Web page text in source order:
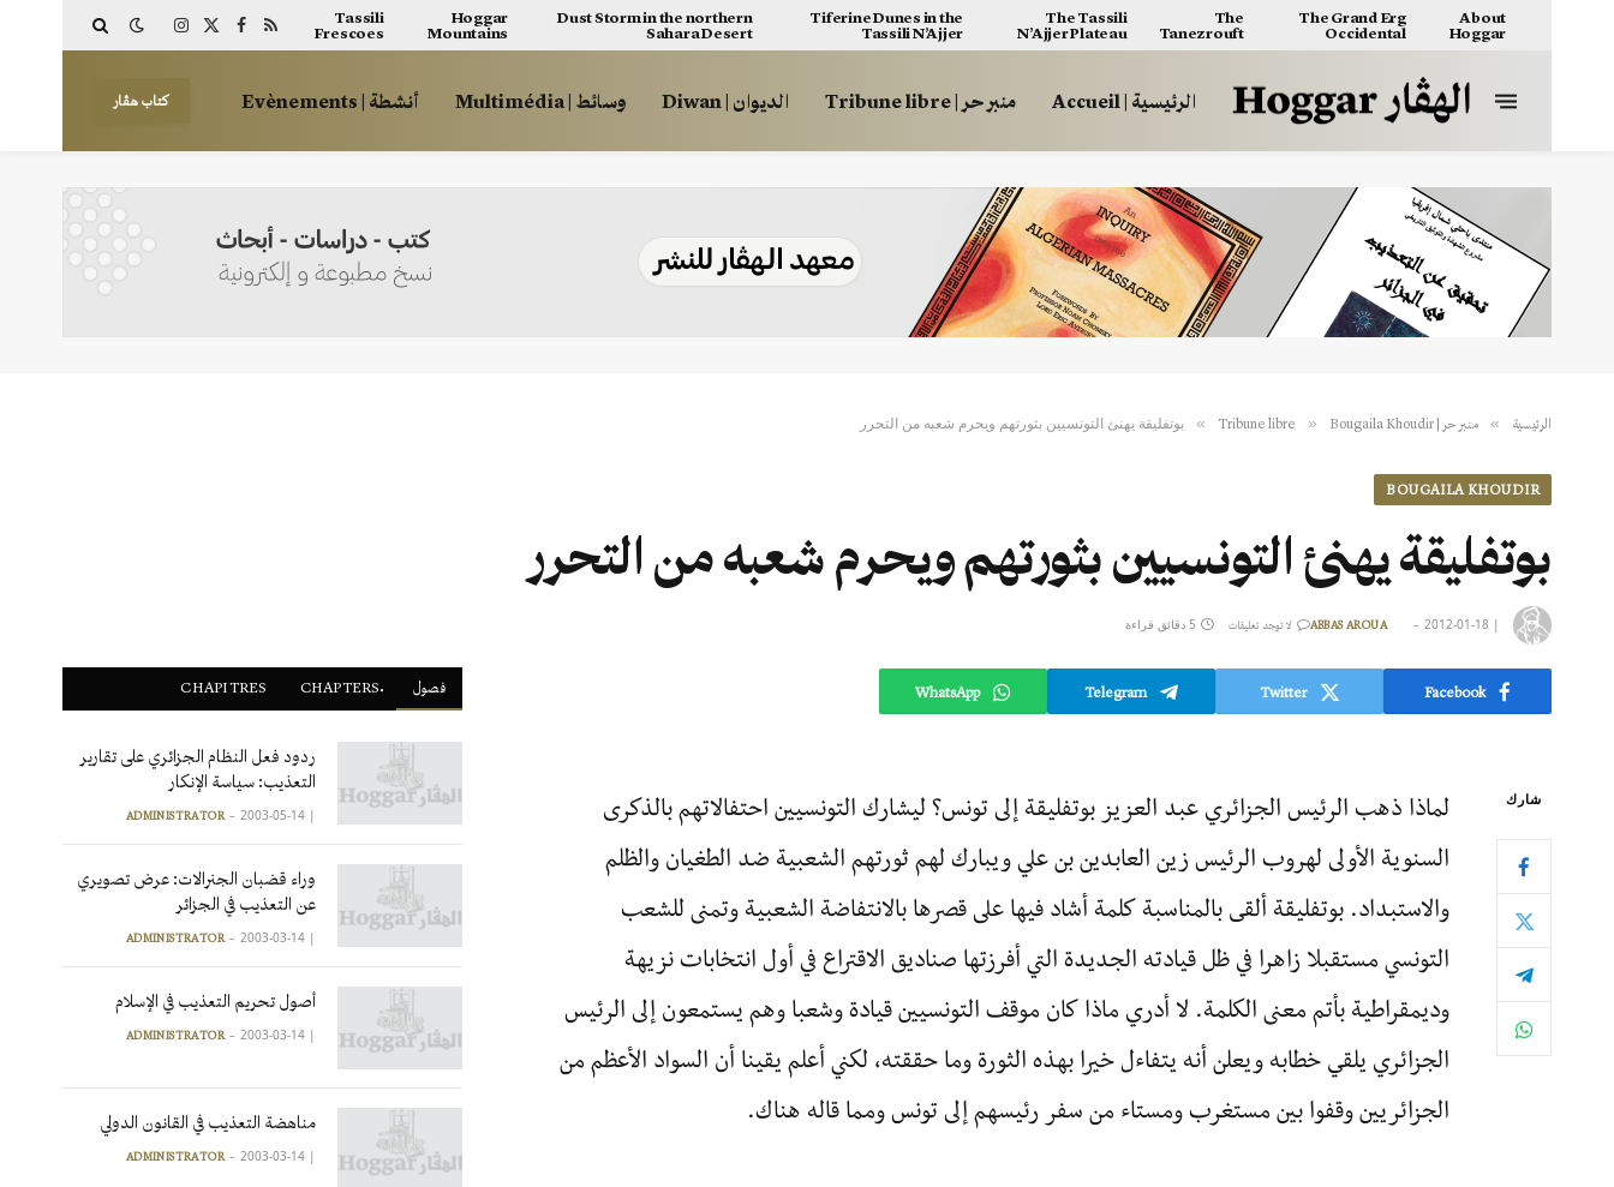
About
Hoggar
The Grand Erg
Occidental
The
Tanezrouft
The Tassili
N’Ajjer Plateau
Tiferine Dunes in the
Tassili N’Ajjer
Dust Storm in the northern
Sahara Desert
Hoggar
Mountains
Tassili
Frescoes
RSS
Facebook
X
Instagram
الرئيسية | Accueil منبر حر | Tribune libre الديوان | Diwan وسائط | Multimédia أنشطة | Evènements كتاب هڤار
الرئيسية » منبر حر | Tribune libre » Bougaila Khoudir
» بوتفليقة يهنئ التونسيين بثورتهم ويحرم شعبه من التحرر
BOUGAILA KHOUDIR
بوتفليقة يهنئ التونسيين بثورتهم ويحرم شعبه من التحرر
|
ABBAS AROUA 2012-01-18 لا توجد تعليقات 5 دقائق قراءة
Facebook
Twitter
Telegram
WhatsApp
شارك
لماذا ذهب الرئيس الجزائري عبد العزيز بوتفليقة إلى تونس؟ ليشارك التونسيين احتفالاتهم بالذكرى
السنوية الأولى لهروب الرئيس زين العابدين بن علي ويبارك لهم ثورتهم الشعبية ضد الطغيان والظلم
والاستبداد. بوتفليقة ألقى بالمناسبة كلمة أشاد فيها على قصرها بالانتفاضة الشعبية وتمنى للشعب
التونسي مستقبلا زاهرا في ظل قيادته الجديدة التي أفرزتها صناديق الاقتراع في أول انتخابات نزيهة
وديمقراطية بأتم معنى الكلمة. لا أدري ماذا كان موقف التونسيين قيادة وشعبا وهم يستمعون إلى الرئيس
الجزائري يلقي خطابه ويعلن أنه يتفاءل خيرا بهذه الثورة وما حققته، لكني أعلم يقينا أن السواد الأعظم من
الجزائريين وقفوا بين مستغرب ومستاء من سفر رئيسهم إلى تونس ومما قاله هناك.
فصول CHAPITRES
ردود فعل النظام الجزائري على تقارير
التعذيب: سياسة الإنكار
|
ADMINISTRATOR 2003-05-14
وراء قضبان الجنرالات: عرض تصويري
عن التعذيب في الجزائر
|
ADMINISTRATOR 2003-03-14
أصول تحريم التعذيب في الإسلام
|
ADMINISTRATOR 2003-03-14
مناهضة التعذيب في القانون الدولي
|
ADMINISTRATOR 2003-03-14